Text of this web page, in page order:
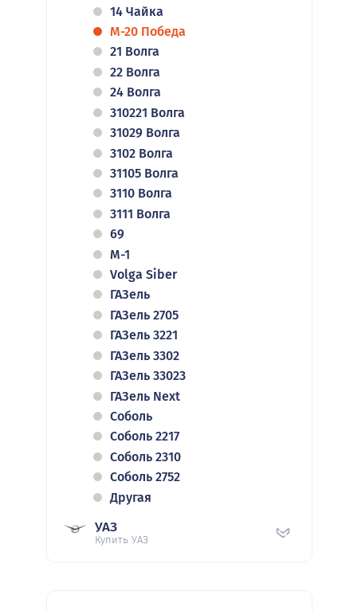
14 Чайка
М-20 Победа
21 Волга
22 Волга
24 Волга
310221 Волга
31029 Волга
3102 Волга
31105 Волга
3110 Волга
3111 Волга
69
M-1
Volga Siber
ГАЗель
ГАЗель 2705
ГАЗель 3221
ГАЗель 3302
ГАЗель 33023
ГАЗель Next
Соболь
Соболь 2217
Соболь 2310
Соболь 2752
Другая
УАЗ
Купить УАЗ